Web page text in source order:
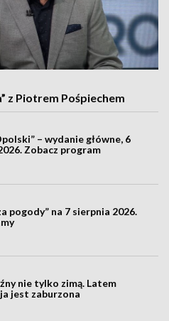
z Piotrem Pośpiechem
– wydanie główne, 6
Zobacz program
pogody” na 7 sierpnia 2026.
nie tylko zimą. Latem
jest zaburzona